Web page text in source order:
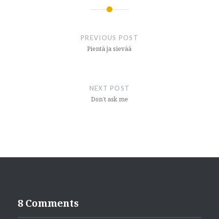
PREVIOUS POST
Pientä ja sievää
NEXT POST
Don’t ask me
8 Comments